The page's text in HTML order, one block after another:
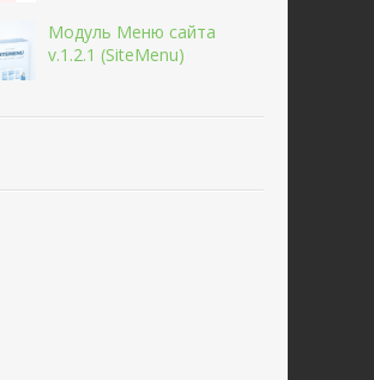
Модуль Меню сайта
v.1.2.1 (SiteMenu)